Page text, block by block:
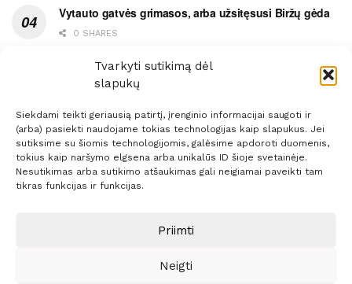
Tvarkyti sutikimą dėl
slapukų
Siekdami teikti geriausią patirtį, įrenginio informacijai saugoti ir
(arba) pasiekti naudojame tokias technologijas kaip slapukus. Jei
sutiksime su šiomis technologijomis, galėsime apdoroti duomenis,
tokius kaip naršymo elgsena arba unikalūs ID šioje svetainėje.
Nesutikimas arba sutikimo atšaukimas gali neigiamai paveikti tam
tikras funkcijas ir funkcijas.
Priimti
Neigti
Vytauto gatvės grimasos, arba užsitęsusi Biržų gėda
0 SHARES
Pietų metas pažymėtas avarija
0 SHARES
Prenumerata Reklama
Sprendimas:ITBrolis